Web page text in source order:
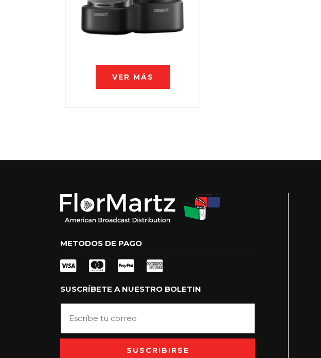
VER MÁS
METODOS DE PAGO
SUSCRÍBETE A NUESTRO BOLETIN
SUSCRIBIRSE